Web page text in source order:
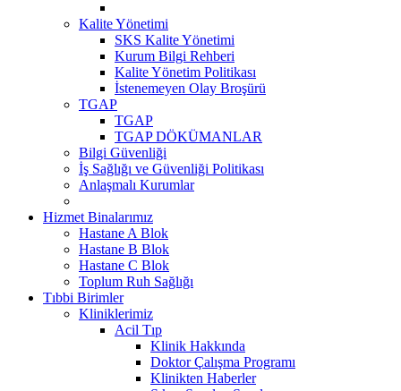
Kalite Yönetimi
SKS Kalite Yönetimi
Kurum Bilgi Rehberi
Kalite Yönetim Politikası
İstenemeyen Olay Broşürü
TGAP
TGAP
TGAP DÖKÜMANLAR
Bilgi Güvenliği
İş Sağlığı ve Güvenliği Politikası
Anlaşmalı Kurumlar
Hizmet Binalarımız
Hastane A Blok
Hastane B Blok
Hastane C Blok
Toplum Ruh Sağlığı
Tıbbi Birimler
Kliniklerimiz
Acil Tıp
Klinik Hakkında
Doktor Çalışma Programı
Klinikten Haberler